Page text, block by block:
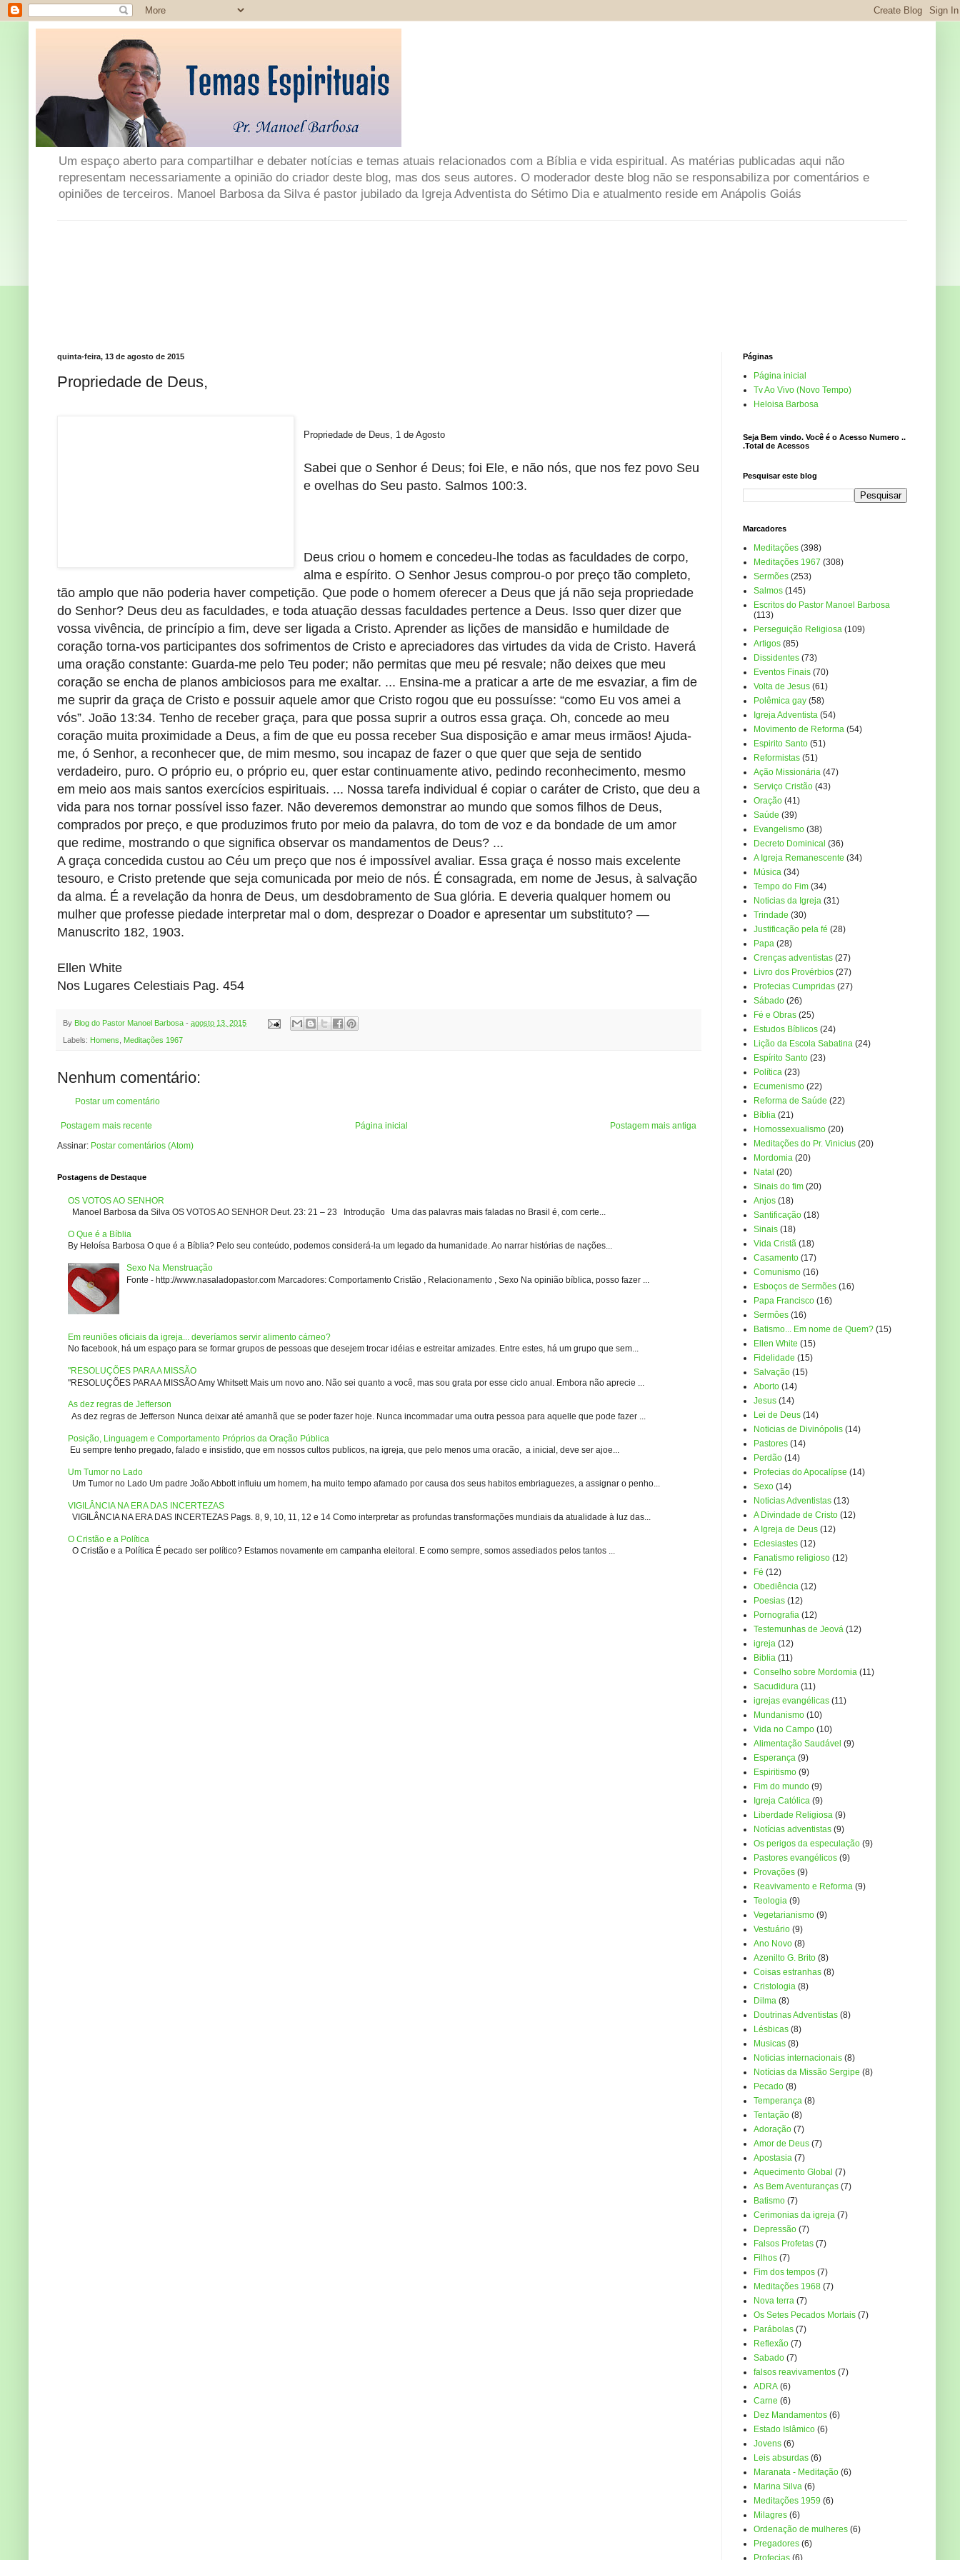
Um espaço aberto para compartilhar e debater notícias e temas atuais relacionados com a Bíblia e vida espiritual. As matérias publicadas aqui não
representam necessariamente a opinião do criador deste blog, mas dos seus autores. O moderador deste blog não se responsabiliza por comentários e
opiniões de terceiros. Manoel Barbosa da Silva é pastor jubilado da Igreja Adventista do Sétimo Dia e atualmento reside em Anápolis Goiás
quinta-feira, 13 de agosto de 2015
Propriedade de Deus,
Propriedade de Deus, 1 de Agosto
Sabei que o Senhor é Deus; foi Ele, e não nós, que nos fez povo Seu
e ovelhas do Seu pasto. Salmos 100:3.
Deus criou o homem e concedeu-lhe todas as faculdades de corpo,
alma e espírito. O Senhor Jesus comprou-o por preço tão completo,
tão amplo que não poderia haver competição. Que pode o homem oferecer a Deus que já não seja propriedade
do Senhor? Deus deu as faculdades, e toda atuação dessas faculdades pertence a Deus. Isso quer dizer que
vossa vivência, de princípio a fim, deve ser ligada a Cristo. Aprender as lições de mansidão e humildade de
coração torna-vos participantes dos sofrimentos de Cristo e apreciadores das virtudes da vida de Cristo. Haverá
uma oração constante: Guarda-me pelo Teu poder; não permitas que meu pé resvale; não deixes que meu
coração se encha de planos ambiciosos para me exaltar. ... Ensina-me a praticar a arte de me esvaziar, a fim de
me suprir da graça de Cristo e possuir aquele amor que Cristo rogou que eu possuísse: “como Eu vos amei a
vós”. João 13:34. Tenho de receber graça, para que possa suprir a outros essa graça. Oh, concede ao meu
coração muita proximidade a Deus, a fim de que eu possa receber Sua disposição e amar meus irmãos! Ajuda-
me, ó Senhor, a reconhecer que, de mim mesmo, sou incapaz de fazer o que quer que seja de sentido
verdadeiro, puro. O próprio eu, o próprio eu, quer estar continuamente ativo, pedindo reconhecimento, mesmo
em meio aos mais santos exercícios espirituais. ... Nossa tarefa individual é copiar o caráter de Cristo, que deu a
vida para nos tornar possível isso fazer. Não deveremos demonstrar ao mundo que somos filhos de Deus,
comprados por preço, e que produzimos fruto por meio da palavra, do tom de voz e da bondade de um amor
que redime, mostrando o que significa observar os mandamentos de Deus? ...
A graça concedida custou ao Céu um preço que nos é impossível avaliar. Essa graça é nosso mais excelente
tesouro, e Cristo pretende que seja comunicada por meio de nós. É consagrada, em nome de Jesus, à salvação
da alma. É a revelação da honra de Deus, um desdobramento de Sua glória. E deveria qualquer homem ou
mulher que professe piedade interpretar mal o dom, desprezar o Doador e apresentar um substituto? —
Manuscrito 182, 1903.
Ellen White
Nos Lugares Celestiais Pag. 454
By Blog do Pastor Manoel Barbosa - agosto 13, 2015
Labels: Homens, Meditações 1967
Nenhum comentário:
Postar um comentário
Postagem mais recente Postagem mais antiga
Página inicial
Assinar: Postar comentários (Atom)
Postagens de Destaque
OS VOTOS AO SENHOR
Manoel Barbosa da Silva OS VOTOS AO SENHOR Deut. 23: 21 – 23 Introdução Uma das palavras mais faladas no Brasil é, com certe...
O Que é a Bíblia
By Heloísa Barbosa O que é a Bíblia? Pelo seu conteúdo, podemos considerá-la um legado da humanidade. Ao narrar histórias de nações...
Sexo Na Menstruação
Fonte - http://www.nasaladopastor.com Marcadores: Comportamento Cristão , Relacionamento , Sexo Na opinião bíblica, posso fazer ...
Em reuniões oficiais da igreja... deveríamos servir alimento cárneo?
No facebook, há um espaço para se formar grupos de pessoas que desejem trocar idéias e estreitar amizades. Entre estes, há um grupo que sem...
"RESOLUÇÕES PARA A MISSÃO
"RESOLUÇÕES PARA A MISSÃO Amy Whitsett Mais um novo ano. Não sei quanto a você, mas sou grata por esse ciclo anual. Embora não aprecie ...
As dez regras de Jefferson
As dez regras de Jefferson Nunca deixar até amanhã que se poder fazer hoje. Nunca incommadar uma outra pessoa para aquelle que pode fazer ...
Posição, Linguagem e Comportamento Próprios da Oração Pública
Eu sempre tenho pregado, falado e insistido, que em nossos cultos publicos, na igreja, que pelo menos uma oracão, a inicial, deve ser ajoe...
Um Tumor no Lado
Um Tumor no Lado Um padre João Abbott influiu um homem, ha muito tempo afamado por causa dos seus habitos embriaguezes, a assignar o penho...
VIGILÂNCIA NA ERA DAS INCERTEZAS
VIGILÂNCIA NA ERA DAS INCERTEZAS Pags. 8, 9, 10, 11, 12 e 14 Como interpretar as profundas transformações mundiais da atualidade à luz das...
O Cristão e a Política
O Cristão e a Política É pecado ser político? Estamos novamente em campanha eleitoral. E como sempre, somos assediados pelos tantos ...
Páginas
Página inicial
Tv Ao Vivo (Novo Tempo)
Heloisa Barbosa
Seja Bem vindo. Você é o Acesso Numero ..
.Total de Acessos
Pesquisar este blog
Marcadores
Meditações (398)
Meditações 1967 (308)
Sermões (253)
Salmos (145)
Escritos do Pastor Manoel Barbosa
(113)
Perseguição Religiosa (109)
Artigos (85)
Dissidentes (73)
Eventos Finais (70)
Volta de Jesus (61)
Polêmica gay (58)
Igreja Adventista (54)
Movimento de Reforma (54)
Espirito Santo (51)
Reformistas (51)
Ação Missionária (47)
Serviço Cristão (43)
Oração (41)
Saúde (39)
Evangelismo (38)
Decreto Dominical (36)
A Igreja Remanescente (34)
Música (34)
Tempo do Fim (34)
Noticias da Igreja (31)
Trindade (30)
Justificação pela fé (28)
Papa (28)
Crenças adventistas (27)
Livro dos Provérbios (27)
Profecias Cumpridas (27)
Sábado (26)
Fé e Obras (25)
Estudos Bíblicos (24)
Lição da Escola Sabatina (24)
Espírito Santo (23)
Política (23)
Ecumenismo (22)
Reforma de Saúde (22)
Bíblia (21)
Homossexualismo (20)
Meditações do Pr. Vinicius (20)
Mordomia (20)
Natal (20)
Sinais do fim (20)
Anjos (18)
Santificação (18)
Sinais (18)
Vida Cristã (18)
Casamento (17)
Comunismo (16)
Esboços de Sermões (16)
Papa Francisco (16)
Sermôes (16)
Batismo... Em nome de Quem? (15)
Ellen White (15)
Fidelidade (15)
Salvação (15)
Aborto (14)
Jesus (14)
Lei de Deus (14)
Noticias de Divinópolis (14)
Pastores (14)
Perdão (14)
Profecias do Apocalípse (14)
Sexo (14)
Noticias Adventistas (13)
A Divindade de Cristo (12)
A Igreja de Deus (12)
Eclesiastes (12)
Fanatismo religioso (12)
Fé (12)
Obediência (12)
Poesias (12)
Pornografia (12)
Testemunhas de Jeová (12)
igreja (12)
Biblia (11)
Conselho sobre Mordomia (11)
Sacudidura (11)
igrejas evangélicas (11)
Mundanismo (10)
Vida no Campo (10)
Alimentação Saudável (9)
Esperança (9)
Espiritismo (9)
Fim do mundo (9)
Igreja Católica (9)
Liberdade Religiosa (9)
Notícias adventistas (9)
Os perigos da especulação (9)
Pastores evangélicos (9)
Provações (9)
Reavivamento e Reforma (9)
Teologia (9)
Vegetarianismo (9)
Vestuário (9)
Ano Novo (8)
Azenilto G. Brito (8)
Coisas estranhas (8)
Cristologia (8)
Dilma (8)
Doutrinas Adventistas (8)
Lésbicas (8)
Musicas (8)
Noticias internacionais (8)
Notícias da Missão Sergipe (8)
Pecado (8)
Temperança (8)
Tentação (8)
Adoração (7)
Amor de Deus (7)
Apostasia (7)
Aquecimento Global (7)
As Bem Aventuranças (7)
Batismo (7)
Cerimonias da igreja (7)
Depressão (7)
Falsos Profetas (7)
Filhos (7)
Fim dos tempos (7)
Meditações 1968 (7)
Nova terra (7)
Os Setes Pecados Mortais (7)
Parábolas (7)
Reflexão (7)
Sabado (7)
falsos reavivamentos (7)
ADRA (6)
Carne (6)
Dez Mandamentos (6)
Estado Islâmico (6)
Jovens (6)
Leis absurdas (6)
Maranata - Meditação (6)
Marina Silva (6)
Meditações 1959 (6)
Milagres (6)
Ordenação de mulheres (6)
Pregadores (6)